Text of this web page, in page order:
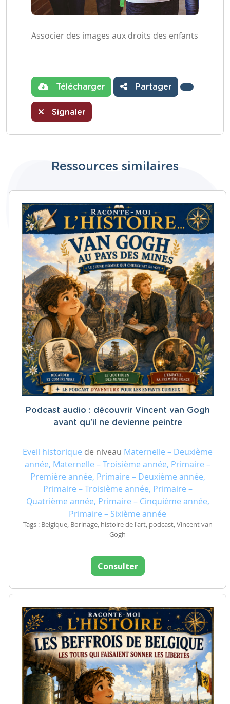
Associer des images aux droits des enfants
Télécharger Partager
Signaler
Ressources similaires
Podcast audio : découvrir Vincent van Gogh
avant qu'il ne devienne peintre
Eveil historique de niveau Maternelle – Deuxième
année, Maternelle – Troisième année, Primaire –
Première année, Primaire – Deuxième année,
Primaire – Troisième année, Primaire –
Quatrième année, Primaire – Cinquième année,
Primaire – Sixième année
Tags : Belgique, Borinage, histoire de l'art, podcast, Vincent van
Gogh
Consulter